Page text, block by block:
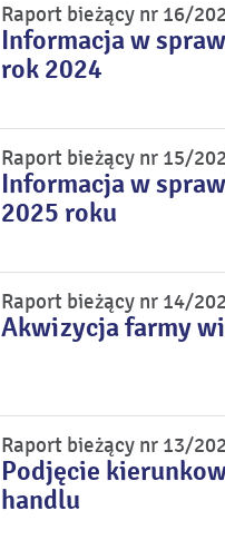
Raport bieżący nr 16/
Informacja w
rok 2024
Raport bieżący nr 15/
Informacja w
2025 roku
Raport bieżący nr 14/
Akwizycja farmy
Raport bieżący nr 13/
Podjęcie
handlu